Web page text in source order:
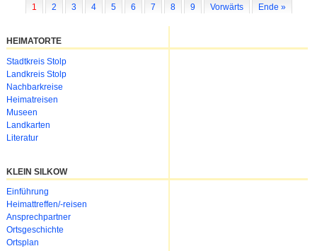
1 2 3 4 5 6 7 8 9 Vorwärts Ende »
HEIMATORTE
Navigation
überspringen
Stadtkreis Stolp
Landkreis Stolp
Nachbarkreise
Heimatreisen
Museen
Landkarten
Literatur
KLEIN SILKOW
Navigation
überspringen
Einführung
Heimattreffen/-reisen
Ansprechpartner
Ortsgeschichte
Ortsplan